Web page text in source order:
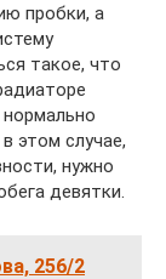
пробки, а
такое, что
этом случае,
нужно
девятки.
256/2